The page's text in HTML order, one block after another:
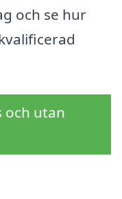
och se hur
och utan